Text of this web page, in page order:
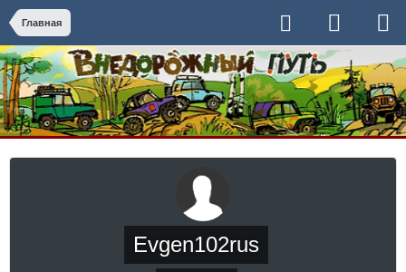
Главная
Evgen102rus